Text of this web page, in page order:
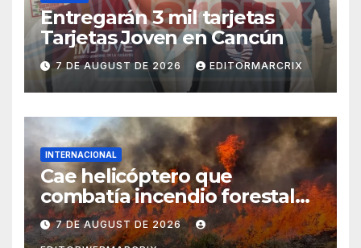
Entregarán 3 mil tarjetas
Tarjetas Joven en Cancún
7 DE AUGUST DE 2026 EDITORMARCRIX
INTERNACIONAL
Cae helicóptero que
combatía incendio forestal
en Utah
7 DE AUGUST DE 2026